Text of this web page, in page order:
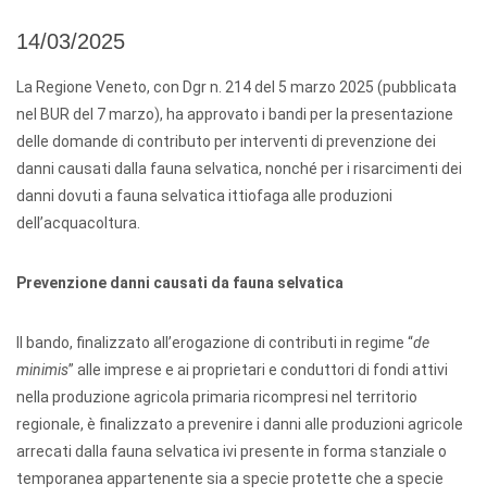
14/03/2025
La Regione Veneto, con Dgr n. 214 del 5 marzo 2025 (pubblicata
nel BUR del 7 marzo), ha approvato i bandi per la presentazione
delle domande di contributo per interventi di prevenzione dei
danni causati dalla fauna selvatica, nonché per i risarcimenti dei
danni dovuti a fauna selvatica ittiofaga alle produzioni
dell’acquacoltura.
Prevenzione danni causati da fauna selvatica
Il bando, finalizzato all’erogazione di contributi in regime “de
minimis” alle imprese e ai proprietari e conduttori di fondi attivi
nella produzione agricola primaria ricompresi nel territorio
regionale, è finalizzato a prevenire i danni alle produzioni agricole
arrecati dalla fauna selvatica ivi presente in forma stanziale o
temporanea appartenente sia a specie protette che a specie